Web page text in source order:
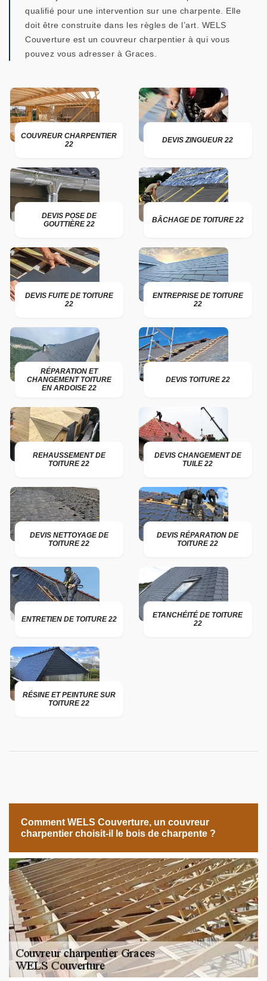
qualifié pour une intervention sur une charpente. Elle
doit être construite dans les règles de l’art. WELS
Couverture est un couvreur charpentier à qui vous
pouvez vous adresser à Graces.
COUVREUR CHARPENTIER
22
DEVIS ZINGUEUR 22
DEVIS POSE DE
GOUTTIÈRE 22
BÂCHAGE DE TOITURE 22
DEVIS FUITE DE TOITURE
22
ENTREPRISE DE TOITURE
22
RÉPARATION ET
CHANGEMENT TOITURE
EN ARDOISE 22
DEVIS TOITURE 22
REHAUSSEMENT DE
TOITURE 22
DEVIS CHANGEMENT DE
TUILE 22
DEVIS NETTOYAGE DE
TOITURE 22
DEVIS RÉPARATION DE
TOITURE 22
ENTRETIEN DE TOITURE 22
ETANCHÉITÉ DE TOITURE
22
RÉSINE ET PEINTURE SUR
TOITURE 22
Comment WELS Couverture, un couvreur
charpentier choisit-il le bois de charpente ?